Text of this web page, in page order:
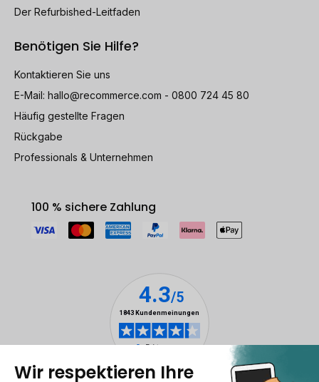
Der Refurbished-Leitfaden
Benötigen Sie Hilfe?
Kontaktieren Sie uns
E-Mail: hallo@recommerce.com - 0800 724 45 80
Häufig gestellte Fragen
Rückgabe
Professionals & Unternehmen
100 % sichere Zahlung